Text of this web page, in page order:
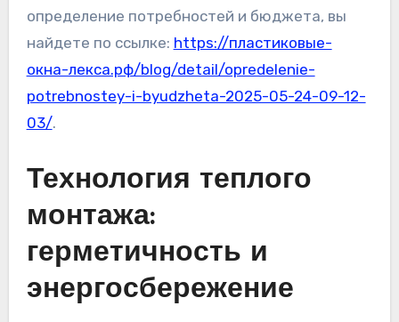
определение потребностей и бюджета, вы
найдете по ссылке: https://пластиковые-
окна-лекса.рф/blog/detail/opredelenie-
potrebnostey-i-byudzheta-2025-05-24-09-12-
03/.
Технология теплого
монтажа:
герметичность и
энергосбережение